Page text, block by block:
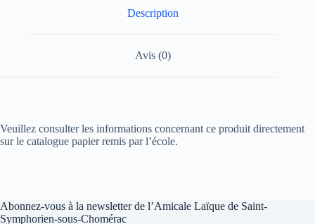
Description
Avis (0)
Veuillez consulter les informations concernant ce produit directement
sur le catalogue papier remis par l’école.
Abonnez-vous à la newsletter de l’Amicale Laïque de Saint-
Symphorien-sous-Chomérac